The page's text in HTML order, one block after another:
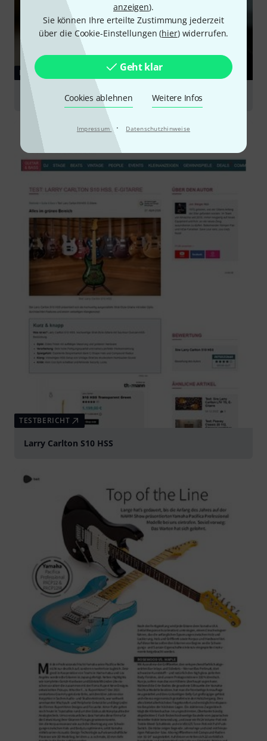
anzeigen).
Sie können Ihre erteilte Zustimmung jederzeit
über die Cookie-Einstellungen (hier) widerrufen.
Geht klar
Cookies ablehnen Weitere Infos
Impressum · Datenschutzhinweise
RATGEBER
E-Gitarren
TESTBERICHT
Larry Carlton S10 HSS